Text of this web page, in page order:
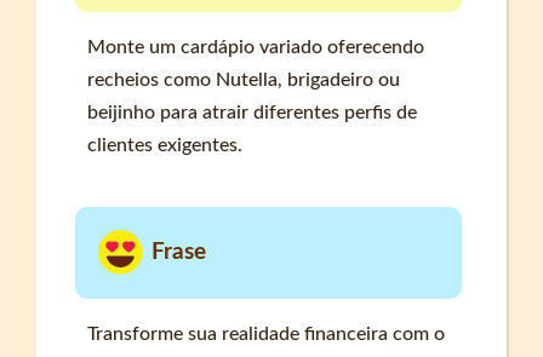
Monte um cardápio variado oferecendo
recheios como Nutella, brigadeiro ou
beijinho para atrair diferentes perfis de
clientes exigentes.
Frase
Transforme sua realidade financeira com o